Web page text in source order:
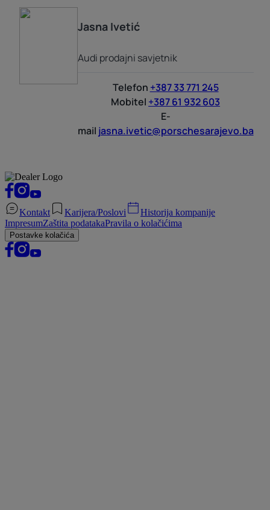
Jasna Ivetić
Audi prodajni savjetnik
Telefon +387 33 771 245
Mobitel +387 61 932 603
E-
mail jasna.ivetic@porschesarajevo.ba
Kontakt Karijera/Poslovi
Historija kompanije
ImpresumZaštita podatakaPravila o kolačićima
Postavke kolačića